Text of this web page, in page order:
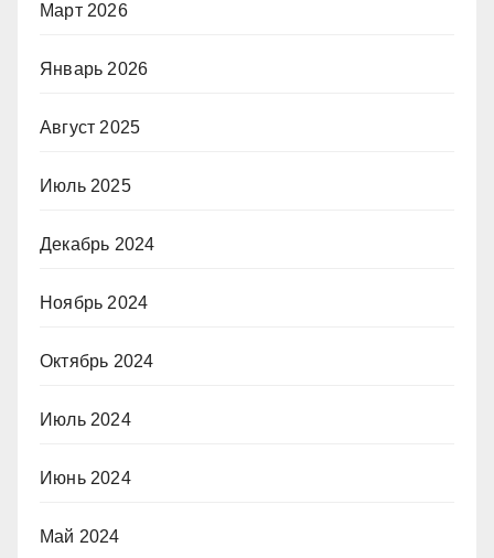
Март 2026
Январь 2026
Август 2025
Июль 2025
Декабрь 2024
Ноябрь 2024
Октябрь 2024
Июль 2024
Июнь 2024
Май 2024